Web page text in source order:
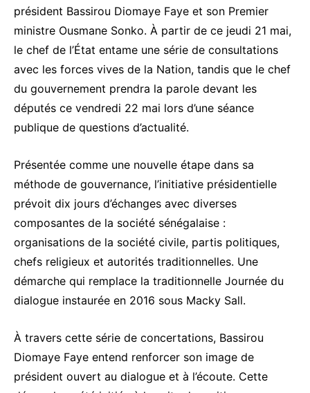
président Bassirou Diomaye Faye et son Premier
ministre Ousmane Sonko. À partir de ce jeudi 21 mai,
le chef de l’État entame une série de consultations
avec les forces vives de la Nation, tandis que le chef
du gouvernement prendra la parole devant les
députés ce vendredi 22 mai lors d’une séance
publique de questions d’actualité.
Présentée comme une nouvelle étape dans sa
méthode de gouvernance, l’initiative présidentielle
prévoit dix jours d’échanges avec diverses
composantes de la société sénégalaise :
organisations de la société civile, partis politiques,
chefs religieux et autorités traditionnelles. Une
démarche qui remplace la traditionnelle Journée du
dialogue instaurée en 2016 sous Macky Sall.
À travers cette série de concertations, Bassirou
Diomaye Faye entend renforcer son image de
président ouvert au dialogue et à l’écoute. Cette